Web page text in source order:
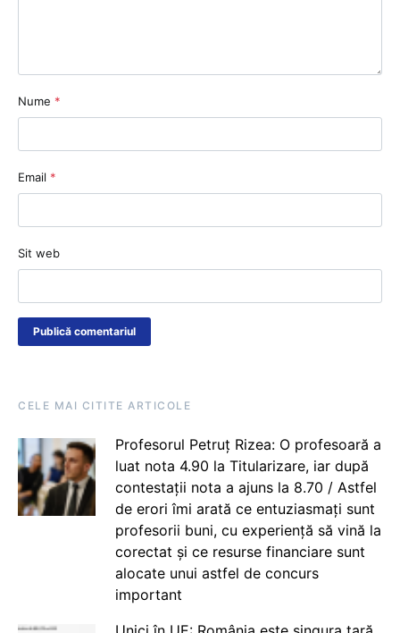
Nume *
Email *
Sit web
CELE MAI CITITE ARTICOLE
Profesorul Petruț Rizea: O profesoară a
luat nota 4.90 la Titularizare, iar după
contestații nota a ajuns la 8.70 / Astfel
de erori îmi arată ce entuziasmați sunt
profesorii buni, cu experiență să vină la
corectat și ce resurse financiare sunt
alocate unui astfel de concurs
important